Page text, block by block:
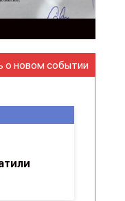
новом событии